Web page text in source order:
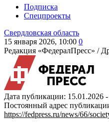
Подписка
Спецпроекты
Свердловская область
15 января 2026, 10:00 0
Редакция «ФедералПресс» /
Дата публикации: 15.01.2026
Постоянный адрес
https://fedpress.ru/news/66/